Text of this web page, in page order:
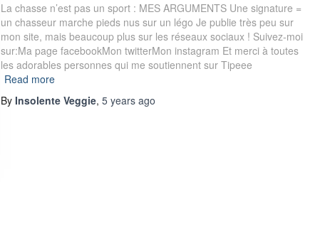
La chasse n’est pas un sport : MES ARGUMENTS Une signature =
un chasseur marche pieds nus sur un légo Je publie très peu sur
mon site, mais beaucoup plus sur les réseaux sociaux ! Suivez-moi
sur:Ma page facebookMon twitterMon instagram Et merci à toutes
les adorables personnes qui me soutiennent sur Tipeee
Read more
By Insolente Veggie, 5 years ago